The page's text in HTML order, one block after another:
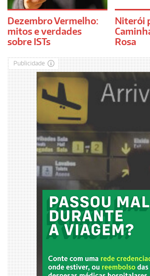
Dezembro Vermelho:
mitos e verdades
sobre ISTs
Niterói
Rosa
Publicidade